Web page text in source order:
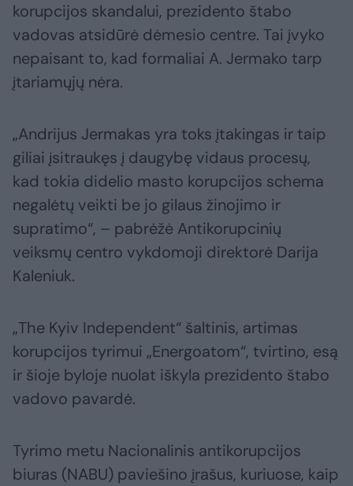
korupcijos skandalui, prezidento štabo
vadovas atsidūrė dėmesio centre. Tai įvyko
nepaisant to, kad formaliai A. Jermako tarp
įtariamųjų nėra.
„Andrijus Jermakas yra toks įtakingas ir taip
giliai įsitraukęs į daugybę vidaus procesų,
kad tokia didelio masto korupcijos schema
negalėtų veikti be jo gilaus žinojimo ir
supratimo“, – pabrėžė Antikorupcinių
veiksmų centro vykdomoji direktorė Darija
Kaleniuk.
„The Kyiv Independent“ šaltinis, artimas
korupcijos tyrimui „Energoatom“, tvirtino, esą
ir šioje byloje nuolat iškyla prezidento štabo
vadovo pavardė.
Tyrimo metu Nacionalinis antikorupcijos
biuras (NABU) paviešino įrašus, kuriuose, kaip